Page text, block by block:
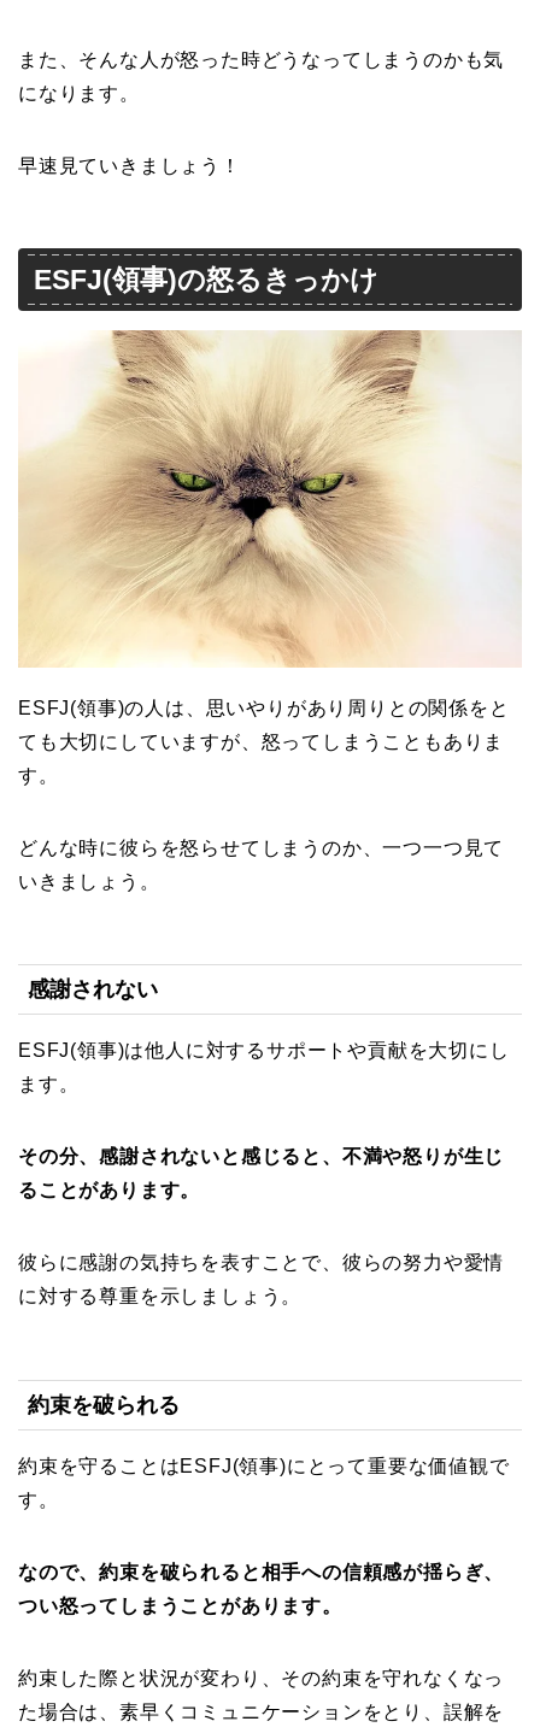
また、そんな人が怒った時どうなってしまうのかも気
になります。
早速見ていきましょう！
ESFJ(領事)の怒るきっかけ
ESFJ(領事)の人は、思いやりがあり周りとの関係をと
ても大切にしていますが、怒ってしまうこともありま
す。
どんな時に彼らを怒らせてしまうのか、一つ一つ見て
いきましょう。
感謝されない
ESFJ(領事)は他人に対するサポートや貢献を大切にし
ます。
その分、感謝されないと感じると、不満や怒りが生じ
ることがあります。
彼らに感謝の気持ちを表すことで、彼らの努力や愛情
に対する尊重を示しましょう。
約束を破られる
約束を守ることはESFJ(領事)にとって重要な価値観で
す。
なので、約束を破られると相手への信頼感が揺らぎ、
つい怒ってしまうことがあります。
約束した際と状況が変わり、その約束を守れなくなっ
た場合は、素早くコミュニケーションをとり、誤解を